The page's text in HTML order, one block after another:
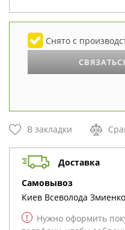
Снято с
В закладки
Доставка
cамовывоз
Киев Всеволода
!
Нужно оформить